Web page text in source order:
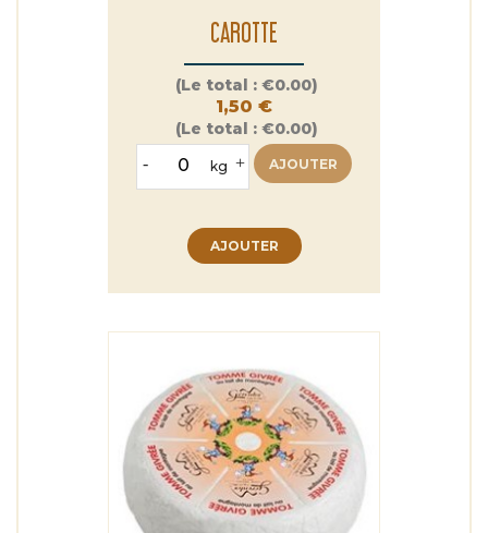
CAROTTE
Prix
(Le total : €0.00)
1,50 €
(Le total : €0.00)
- kg + AJOUTER
AJOUTER